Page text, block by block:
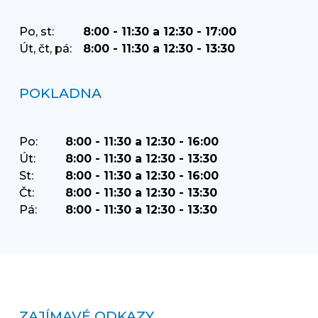
Po, st:
8:00 - 11:30 a 12:30 - 17:00
Út, čt, pá:
8:00 - 11:30 a 12:30 - 13:30
POKLADNA
Po:
8:00 - 11:30 a 12:30 - 16:00
Út:
8:00 - 11:30 a 12:30 - 13:30
St:
8:00 - 11:30 a 12:30 - 16:00
Čt:
8:00 - 11:30 a 12:30 - 13:30
Pá:
8:00 - 11:30 a 12:30 - 13:30